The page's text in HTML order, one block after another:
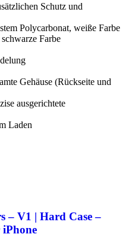
Schutz und
Polycarbonat, weiße Farbe
Farbe
Gehäuse (Rückseite und
ausgerichtete
Laden
– V1 | Hard Case –
iPhone